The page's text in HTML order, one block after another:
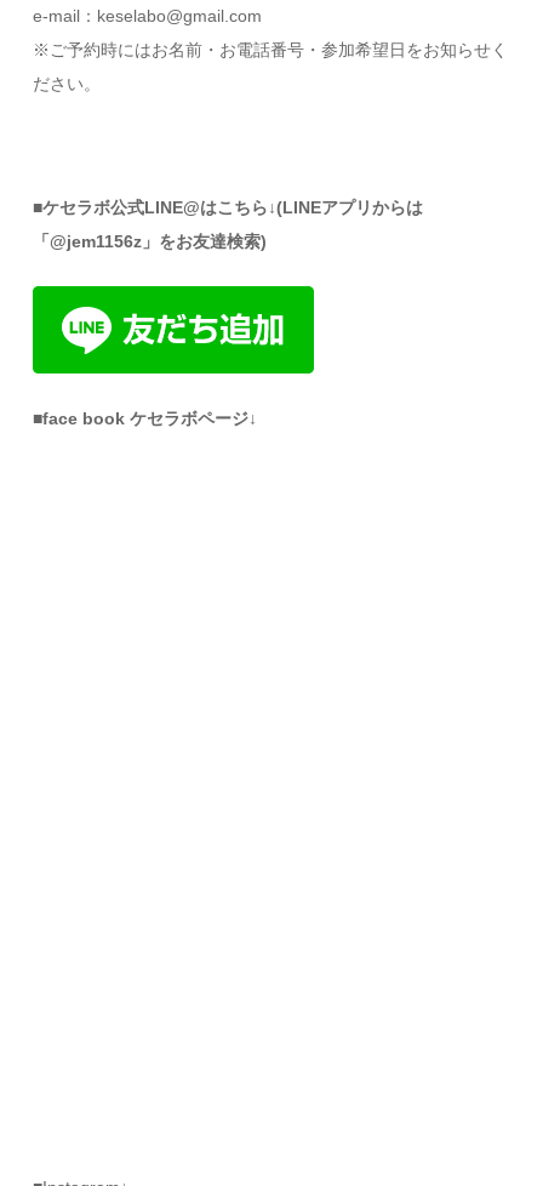
e-mail：keselabo@gmail.com
※ご予約時にはお名前・お電話番号・参加希望日をお知らせく
ださい。
■ケセラボ公式LINE@はこちら↓(LINEアプリからは
「@jem1156z」をお友達検索)
■face book ケセラボページ↓